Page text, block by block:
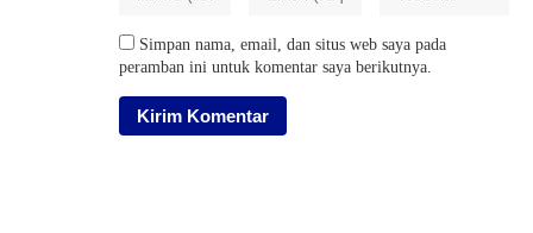
Simpan nama, email, dan situs web saya pada
peramban ini untuk komentar saya berikutnya.